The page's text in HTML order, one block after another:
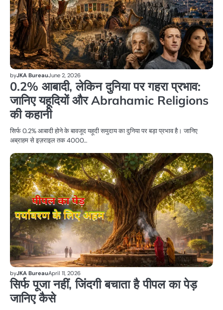
byJKA BureauJune 2, 2026
0.2% आबादी, लेकिन दुनिया पर गहरा प्रभाव:
जानिए यहूदियों और Abrahamic Religions
की कहानी
सिर्फ 0.2% आबादी होने के बावजूद यहूदी समुदाय का दुनिया पर बड़ा प्रभाव है। जानिए
अब्राहम से इज़राइल तक 4000…
byJKA BureauApril 11, 2026
सिर्फ पूजा नहीं, जिंदगी बचाता है पीपल का पेड़
जानिए कैसे